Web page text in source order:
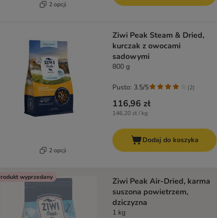
2 opcji
2 opcji
Ziwi Peak Steam & Dried,
kurczak z owocami
sadowymi
800 g
116,96 zł
146,20 zł / kg
Pusto: 3.5/5 (2)
Dodaj do koszyka
wyprzedany
Ziwi Peak Air-Dried, karma
suszona powietrzem,
dziczyzna
1 kg